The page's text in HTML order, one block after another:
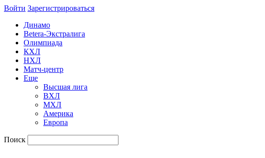
Войти Зарегиcтрироваться
Динамо
Betera-Экстралига
Олимпиада
КХЛ
НХЛ
Матч-центр
Еще
Высшая лига
ВХЛ
МХЛ
Америка
Европа
Поиск